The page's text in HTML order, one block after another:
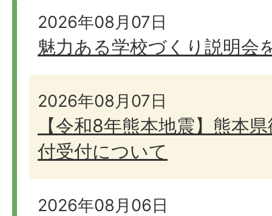
お
知
ら
せ
2026年08月07日
魅力ある学校づくり説明会
2026年08月07日
【令和8年熊本地震】熊本
付受付について
2026年08月06日